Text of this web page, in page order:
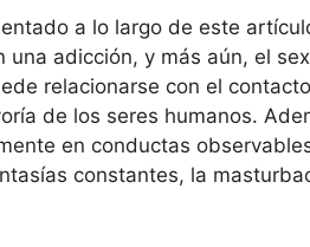
a lo largo de este
una adicción, y más aún, el
relacionarse con el
de los seres humanos.
en conductas
constantes, la